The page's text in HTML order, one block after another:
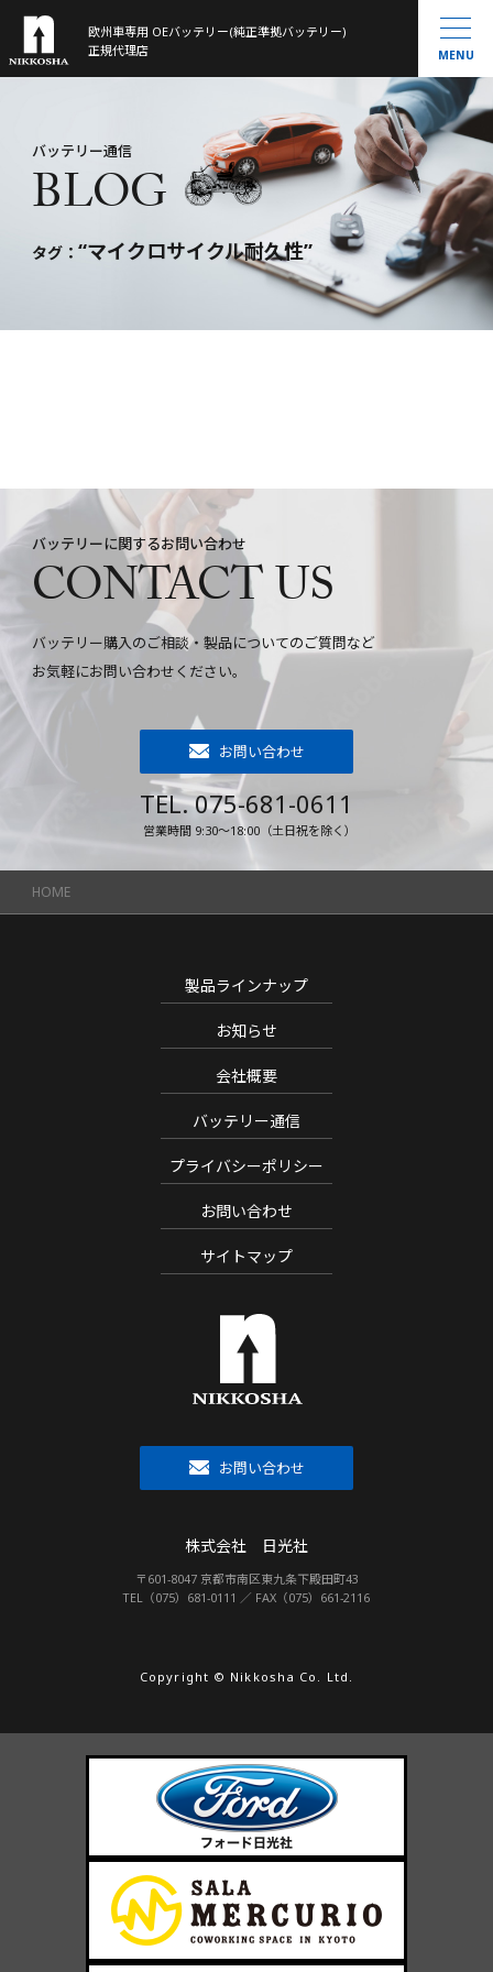
欧州車専用 OEバッテリー(純正準拠バッテリー)
正規代理店
製品ラインナップ
取扱製品一覧
MOLL
Banner
大型トラック／産業用・農機・建機用
会社概要
History
バッテリー通信
MENU
バッテリー通信
BLOG
タグ： “マイクロサイクル耐久性”
バッテリーに関するお問い合わせ
CONTACT US
バッテリー購入のご相談・製品についてのご質問など
お気軽にお問い合わせください。
お問い合わせ
TEL. 075-681-0611
営業時間 9:30～18:00（土日祝を除く）
HOME
お問い合わせ
株式会社 日光社
〒601-8047 京都市南区東九条下殿田町43
TEL（075）681-0111 ／ FAX（075）661-2116
製品ラインナップ
お知らせ
会社概要
バッテリー通信
プライバシーポリシー
お問い合わせ
サイトマップ
Copyright © Nikkosha Co. Ltd.